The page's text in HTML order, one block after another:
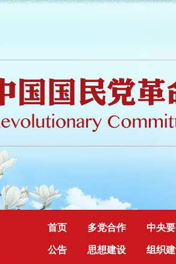
首页 多党合作 中央
公告 思想建设 组织